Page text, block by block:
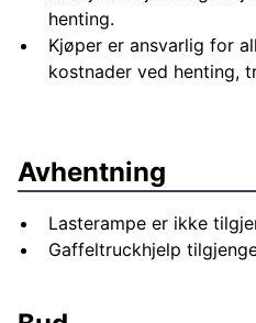
henting.
Kjøper er ansvarlig for
kostnader ved henting,
Avhentning
Lasterampe er ikke
Gaffeltruckhjelp